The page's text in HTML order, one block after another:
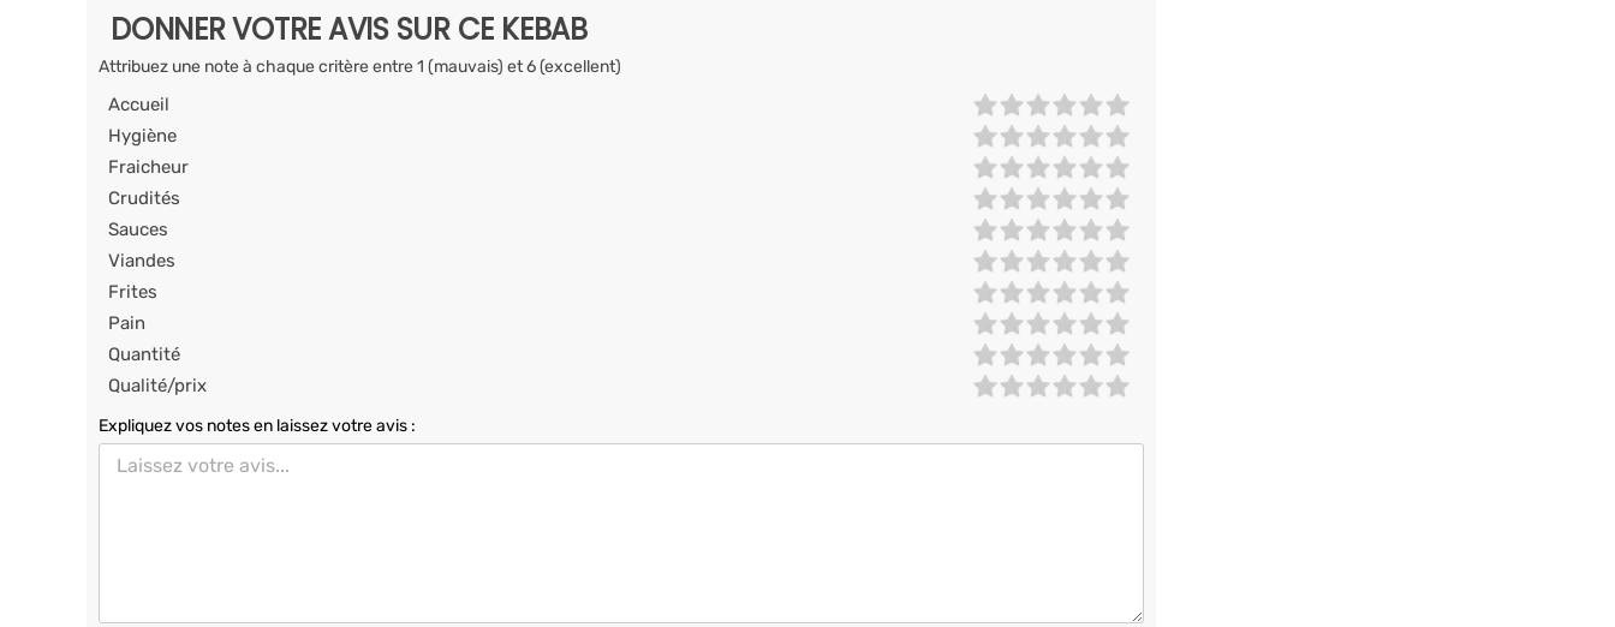
DONNER VOTRE AVIS SUR CE KEBAB
Attribuez une note à chaque critère entre 1 (mauvais) et 6 (excellent)
Accueil
Hygiène
Fraicheur
Crudités
Sauces
Viandes
Frites
Pain
Quantité
Qualité/prix
Expliquez vos notes en laissez votre avis :